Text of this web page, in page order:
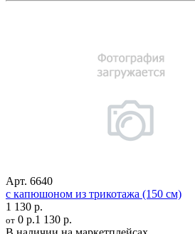
Арт. 6640
c капюшоном из трикотажа (150 см)
1 130 р.
от 0 р.1 130 р.